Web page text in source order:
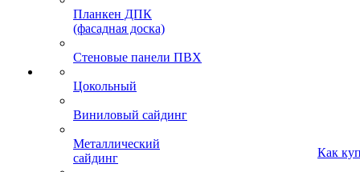
Планкен ДПК
(фасадная доска)
Стеновые панели ПВХ
Цокольный
Виниловый сайдинг
Металлический
сайдинг
Как